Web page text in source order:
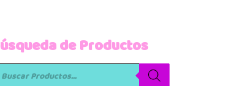
de Productos